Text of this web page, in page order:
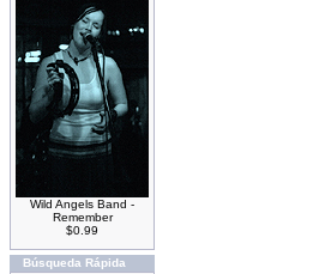
Wild Angels Band -
Remember
$0.99
Búsqueda Rápida